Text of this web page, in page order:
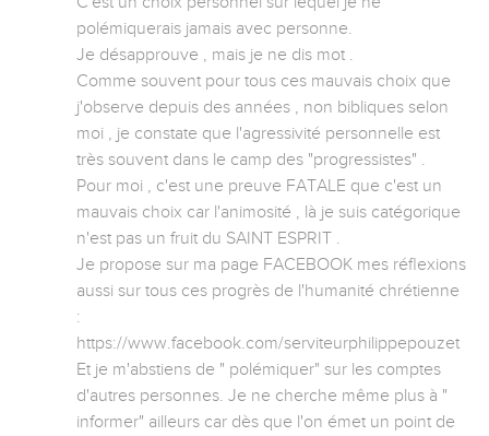
polémiquerais jamais avec personne.
Je désapprouve , mais je ne dis mot .
Comme souvent pour tous ces mauvais choix que
j'observe depuis des années , non bibliques selon
moi , je constate que l'agressivité personnelle est
très souvent dans le camp des "progressistes" .
Pour moi , c'est une preuve FATALE que c'est un
mauvais choix car l'animosité , là je suis catégorique
n'est pas un fruit du SAINT ESPRIT .
Je propose sur ma page FACEBOOK mes réflexions
aussi sur tous ces progrès de l'humanité chrétienne
:
https://www.facebook.com/serviteurphilippepouzet
Et je m'abstiens de " polémiquer" sur les comptes
d'autres personnes. Je ne cherche même plus à "
informer" ailleurs car dès que l'on émet un point de